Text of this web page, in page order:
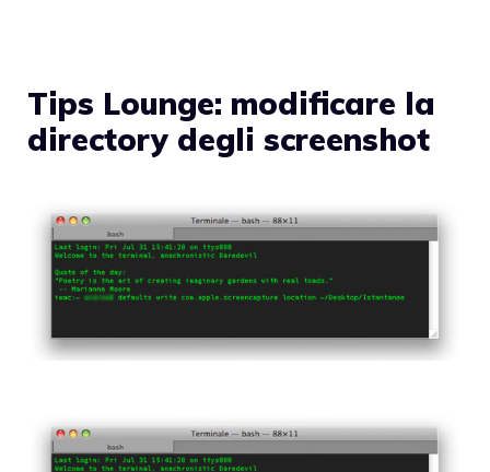
Tips Lounge: modificare la
directory degli screenshot